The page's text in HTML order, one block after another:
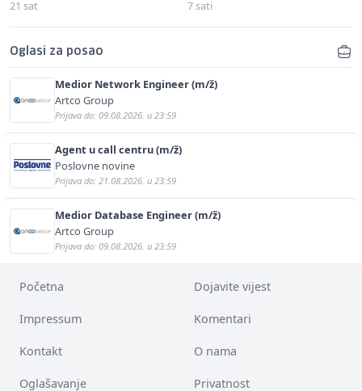
21 sat 7 sati
Oglasi za posao
Medior Network Engineer (m/ž)
Artco Group
Prijava do: 09.08.2026. u 23:59
Agent u call centru (m/ž)
Poslovne novine
Prijava do: 21.08.2026. u 23:59
Medior Database Engineer (m/ž)
Artco Group
Prijava do: 09.08.2026. u 23:59
Početna Dojavite vijest
Impressum Komentari
Kontakt O nama
Oglašavanje Privatnost